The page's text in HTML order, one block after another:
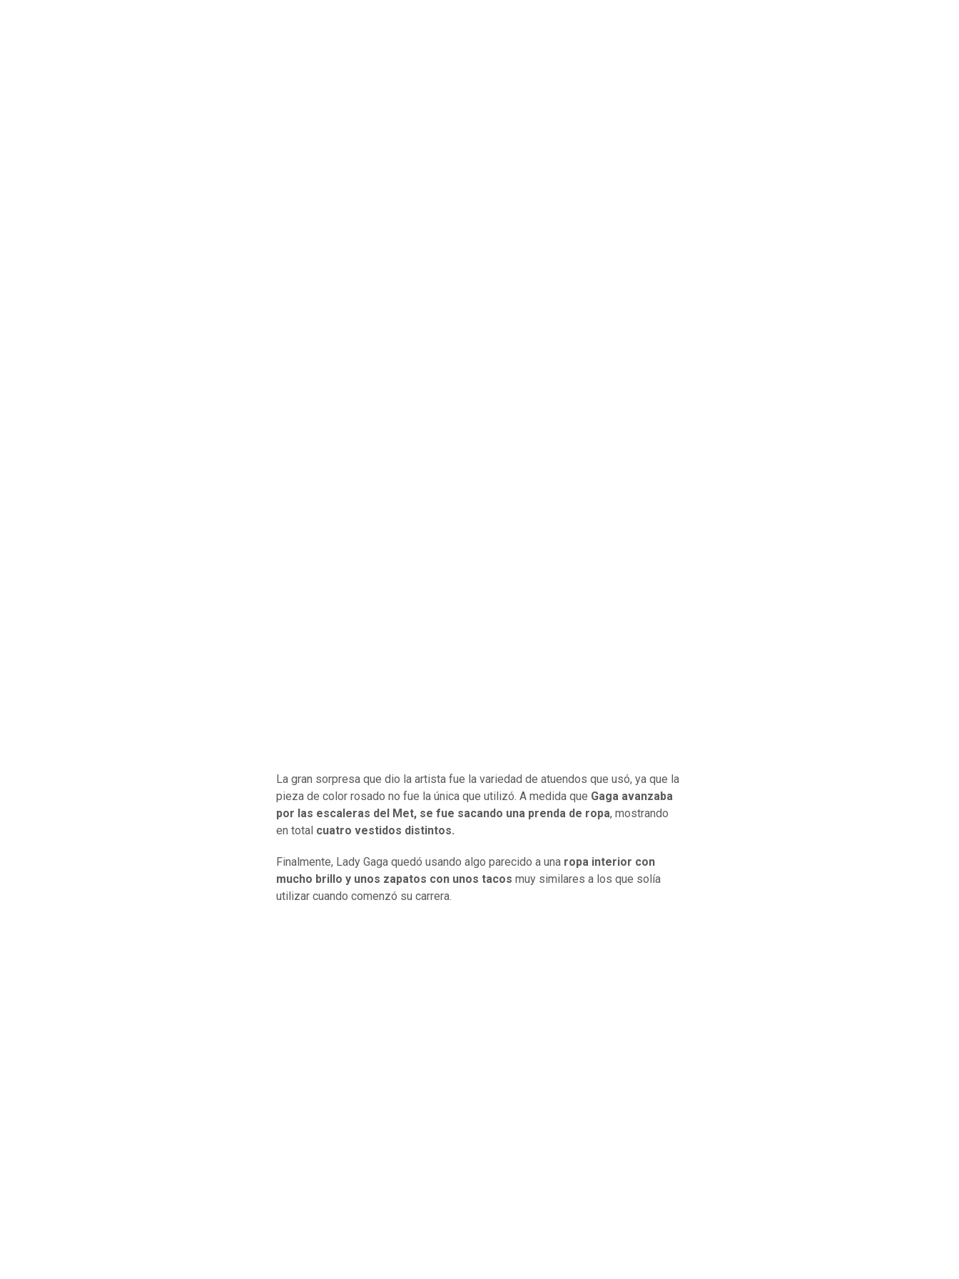
La gran sorpresa que dio la artista fue la variedad de atuendos que usó, ya que la
pieza de color rosado no fue la única que utilizó. A medida que Gaga avanzaba
por las escaleras del Met, se fue sacando una prenda de ropa, mostrando
en total cuatro vestidos distintos.
Finalmente, Lady Gaga quedó usando algo parecido a una ropa interior con
mucho brillo y unos zapatos con unos tacos muy similares a los que solía
utilizar cuando comenzó su carrera.